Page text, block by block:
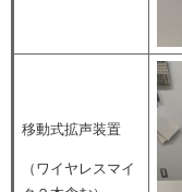
移動式拡声装置
（ワイヤレスマイ